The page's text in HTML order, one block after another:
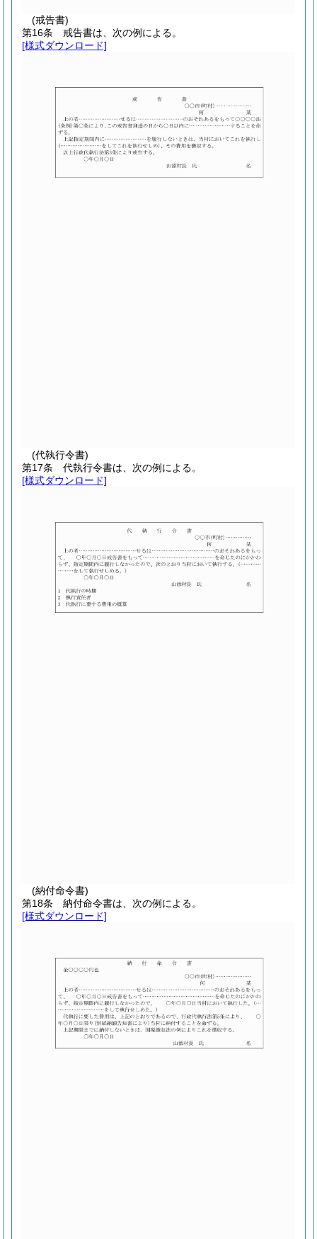
(戒告書)
第16条
戒告書は、次の例による。
[様式ダウンロード]
(代執行令書)
第17条
代執行令書は、次の例による。
[様式ダウンロード]
(納付命令書)
第18条
納付命令書は、次の例による。
[様式ダウンロード]